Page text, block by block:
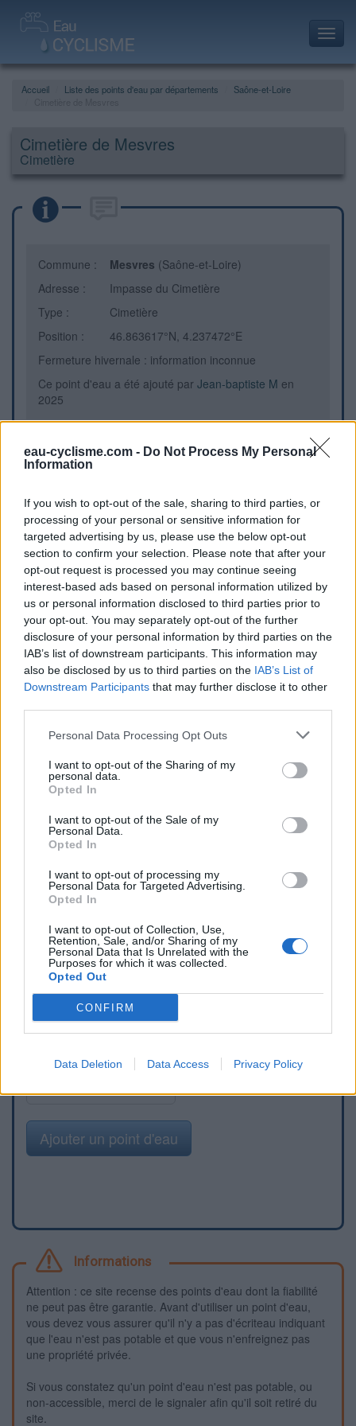
eau-cyclisme.com - Do Not Process My Personal
Information
If you wish to opt-out of the sale, sharing to third parties, or
processing of your personal or sensitive information for
targeted advertising by us, please use the below opt-out
section to confirm your selection. Please note that after your
opt-out request is processed you may continue seeing
interest-based ads based on personal information utilized by
us or personal information disclosed to third parties prior to
your opt-out. You may separately opt-out of the further
disclosure of your personal information by third parties on the
IAB’s list of downstream participants. This information may
also be disclosed by us to third parties on the IAB’s List of
Downstream Participants that may further disclose it to other
Personal Data Processing Opt Outs
I want to opt-out of the Sharing of my
personal data.
Opted In
I want to opt-out of the Sale of my
Personal Data.
Opted In
I want to opt-out of processing my
Personal Data for Targeted Advertising.
Opted In
I want to opt-out of Collection, Use,
Retention, Sale, and/or Sharing of my
Personal Data that Is Unrelated with the
Purposes for which it was collected.
Opted Out
CONFIRM
Data Deletion Data Access Privacy Policy
Accueil Liste des points d'eau par départements
Saône-et-Loire
Cimetière de Mesvres
Cimetière
Commune : Mesvres (Saône-et-Loire)
Adresse :
Impasse du Cimetière
Type :
Cimetière
Position :
46.863617°N, 4.237472°E
Fermeture hivernale : information inconnue
Ce point d'eau a été ajouté par Jean-baptiste M en
2025
Informations complémentaires
Repères visuels
Afficher la carte
Ajouter un point d'eau
Informations
Attention : ce site recense des points d'eau dont la fiabilité
ne peut pas être garantie. Avant d'utiliser un point d'eau,
vous devez vous assurer qu'il n'y a pas d'écriteau indiquant
que l'eau n'est pas potable et que vous n'enfreignez pas
une propriété privée.
Si vous constatez qu'un point d'eau n'est pas potable, ou
non-accessible, merci de le signaler afin qu'il soit retiré du
site.